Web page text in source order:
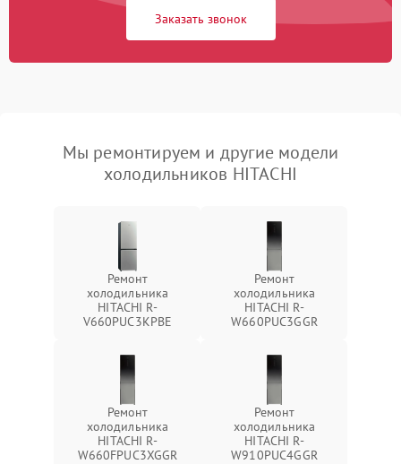
Заказать звонок
Мы ремонтируем и другие модели
холодильников HITACHI
Ремонт
холодильника
HITACHI R-
V660PUC3KPBE
Ремонт
холодильника
HITACHI R-
W660PUC3GGR
Ремонт
холодильника
HITACHI R-
W660FPUC3XGGR
Ремонт
холодильника
HITACHI R-
W910PUC4GGR